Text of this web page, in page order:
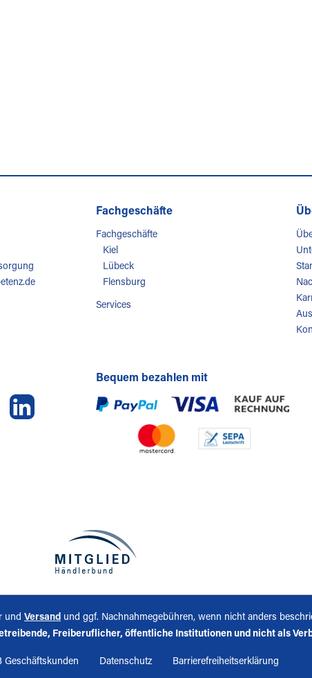
Fachgeschäfte
Fachgeschäfte
Kiel
Lübeck
Flensburg
Services
Bequem bezahlen mit
und Versand und ggf. Nachnahmegebühren, wenn nicht anders
Freiberuflicher, öffentliche Institutionen und nicht als
Geschäftskunden Datenschutz Barrierefreiheitserklärung